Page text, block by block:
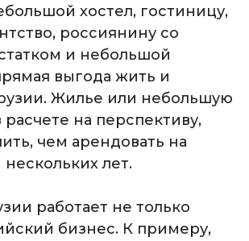
хостел, гостиницу,
россиянину со
и небольшой
выгода жить и
Жилье или небольшую
расчете на перспективу,
чем арендовать на
лет.
работает не только
бизнес. К примеру,